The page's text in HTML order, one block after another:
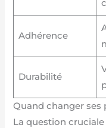
Adhérence
Durabilité
Quand changer ses
La question cruciale